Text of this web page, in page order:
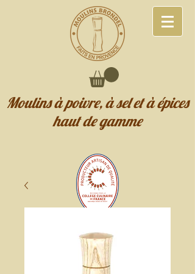
Moulins à poivre, à sel et à épices
haut de gamme